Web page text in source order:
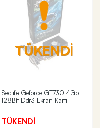
TÜKENDİ
Seclife Geforce GT730 4Gb
128Bit Ddr3 Ekran Kartı
TÜKENDİ